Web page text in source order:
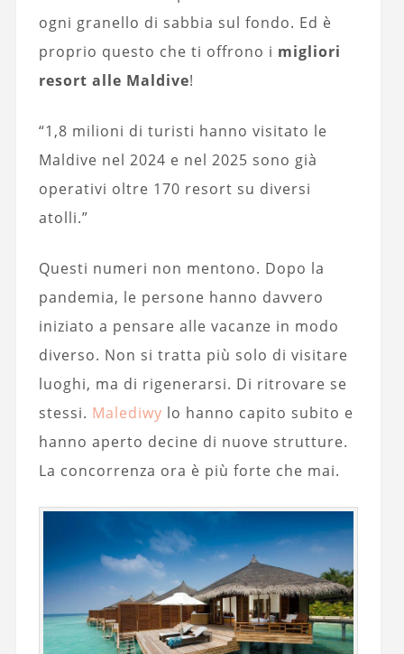
ogni granello di sabbia sul fondo. Ed è
proprio questo che ti offrono i migliori
resort alle Maldive!
“1,8 milioni di turisti hanno visitato le
Maldive nel 2024 e nel 2025 sono già
operativi oltre 170 resort su diversi
atolli.”
Questi numeri non mentono. Dopo la
pandemia, le persone hanno davvero
iniziato a pensare alle vacanze in modo
diverso. Non si tratta più solo di visitare
luoghi, ma di rigenerarsi. Di ritrovare se
stessi. Malediwy lo hanno capito subito e
hanno aperto decine di nuove strutture.
La concorrenza ora è più forte che mai.